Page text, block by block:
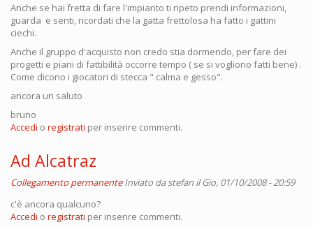
Anche se hai fretta di fare l'impianto ti ripeto prendi informazioni,
guarda e senti, ricordati che la gatta frettolosa ha fatto i gattini
ciechi.
Anche il gruppo d'acquisto non credo stia dormendo, per fare dei
progetti e piani di fattibilità occorre tempo ( se si vogliono fatti bene) .
Come dicono i giocatori di stecca " calma e gesso".
ancora un saluto
bruno
Accedi o registrati per inserire commenti.
Ad Alcatraz
Collegamento permanente Inviato da stefan il Gio, 01/10/2008 - 20:59
c'è ancora qualcuno?
Accedi o registrati per inserire commenti.